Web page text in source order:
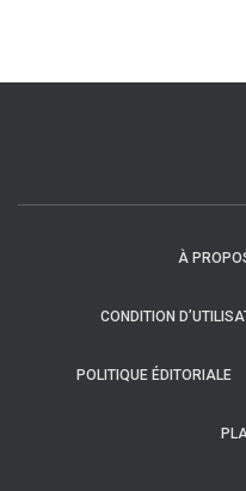
À
CONDITION
POLITIQUE ÉDITORIALE